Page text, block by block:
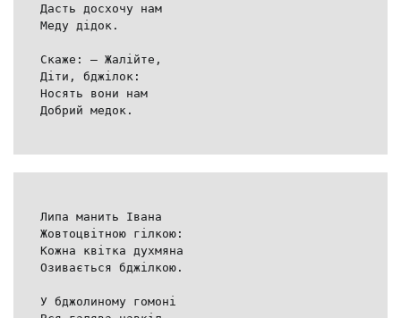
Дасть досхочу нам
Меду дідок.
Скаже: — Жалійте,
Діти, бджілок:
Носять вони нам
Добрий медок.
Липа манить Івана
Жовтоцвітною гілкою:
Кожна квітка духмяна
Озивається бджілкою.
У бджолиному гомоні